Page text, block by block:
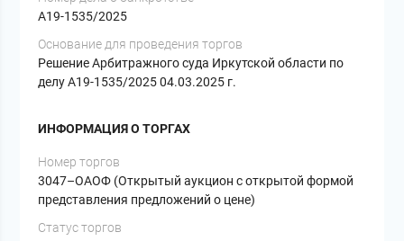
А19-1535/2025
Основание для проведения торгов
Решение Арбитражного суда Иркутской области по
делу А19-1535/2025 04.03.2025 г.
ИНФОРМАЦИЯ О ТОРГАХ
Номер торгов
3047–ОАОФ (Открытый аукцион с открытой формой
представления предложений о цене)
Статус торгов